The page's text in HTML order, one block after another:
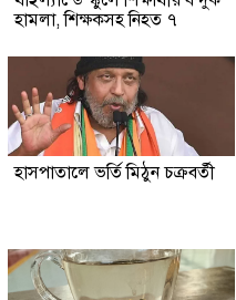
হামলা, শিক্ষকসহ নিহত ৭
হাসপাতালে ভর্তি মিঠুন চক্রবর্তী